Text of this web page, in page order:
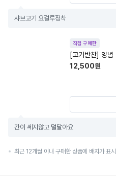
샤브고기 요걸루정착
직접 구매한
[고기반찬] 양
12,500원
간이 쎄지않고 덜달아요
최근 12개월 이내 구매한 상품에 배지가 표